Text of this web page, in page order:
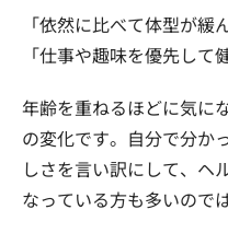
「依然に比べて体型が緩
「仕事や趣味を優先して
年齢を重ねるほどに気に
の変化です。自分で分か
しさを言い訳にして、ヘ
なっている方も多いのでは